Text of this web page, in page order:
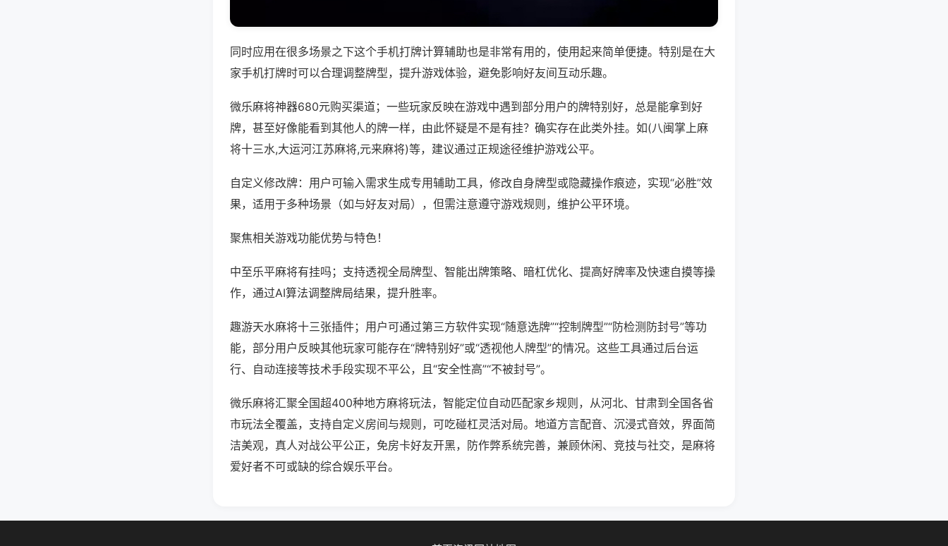
同时应用在很多场景之下这个手机打牌计算辅助也是非常有用的，使用起来简单便捷。特别是在大
家手机打牌时可以合理调整牌型，提升游戏体验，避免影响好友间互动乐趣。
微乐麻将神器680元购买渠道；一些玩家反映在游戏中遇到部分用户的牌特别好，总是能拿到好
牌，甚至好像能看到其他人的牌一样，由此怀疑是不是有挂？确实存在此类外挂。如(八闽掌上麻
将十三水,大运河江苏麻将,元来麻将)等，建议通过正规途径维护游戏公平。
自定义修改牌：用户可输入需求生成专用辅助工具，修改自身牌型或隐藏操作痕迹，实现“必胜”效
果，适用于多种场景（如与好友对局），但需注意遵守游戏规则，维护公平环境。
聚焦相关游戏功能优势与特色！
中至乐平麻将有挂吗；支持透视全局牌型、智能出牌策略、暗杠优化、提高好牌率及快速自摸等操
作，通过AI算法调整牌局结果，提升胜率。
趣游天水麻将十三张插件；用户可通过第三方软件实现“随意选牌”“控制牌型”“防检测防封号”等功
能，部分用户反映其他玩家可能存在“牌特别好”或“透视他人牌型”的情况。这些工具通过后台运
行、自动连接等技术手段实现不平公，且“安全性高”“不被封号”。
微乐麻将汇聚全国超400种地方麻将玩法，智能定位自动匹配家乡规则，从河北、甘肃到全国各省
市玩法全覆盖，支持自定义房间与规则，可吃碰杠灵活对局。地道方言配音、沉浸式音效，界面简
洁美观，真人对战公平公正，免房卡好友开黑，防作弊系统完善，兼顾休闲、竞技与社交，是麻将
爱好者不可或缺的综合娱乐平台。